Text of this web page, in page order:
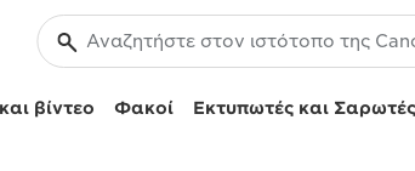
βίντεο Φακοί Εκτυπωτές και Σαρωτές